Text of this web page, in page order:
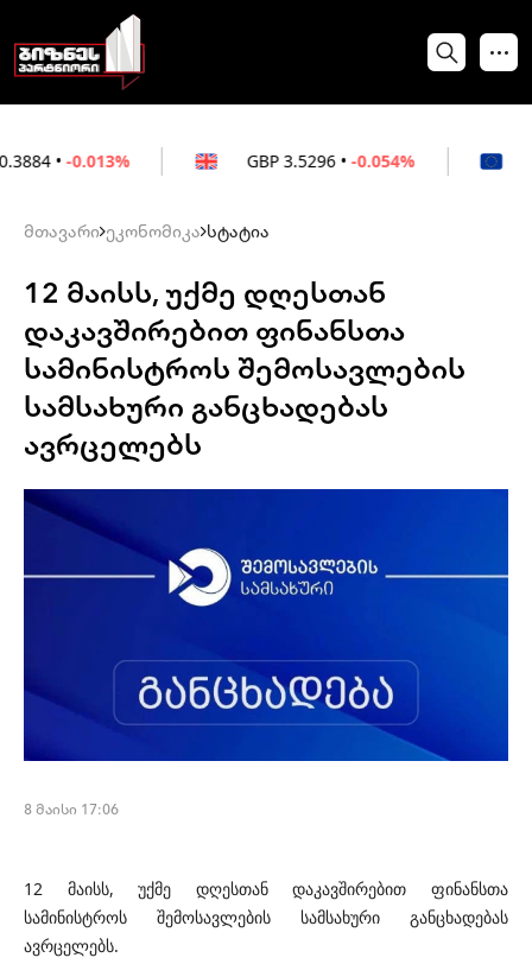
3.5296 • -0.054% 3.0264
მთავარი ეკონომიკა სტატია
12 მაისს, უქმე დღესთან
დაკავშირებით ფინანსთა
სამინისტროს შემოსავლების
სამსახური განცხადებას
ავრცელებს
8 მაისი 17:06
12 მაისს, უქმე დღესთან დაკავშირებით ფინანსთა
სამინისტროს შემოსავლების სამსახური განცხადებას
ავრცელებს.